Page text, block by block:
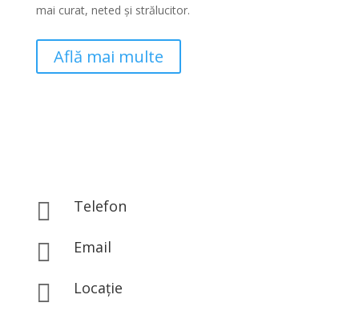
mai curat, neted și strălucitor.
Află mai multe
 Telefon
 Email
 Locație